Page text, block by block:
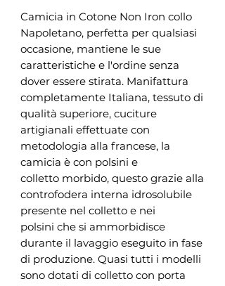
Camicia in Cotone Non Iron collo
Napoletano, perfetta per qualsiasi
occasione, mantiene le sue
caratteristiche e l'ordine senza
dover essere stirata. Manifattura
completamente Italiana, tessuto di
qualità superiore, cuciture
artigianali effettuate con
metodologia alla francese, la
camicia è con polsini e
colletto morbido, questo grazie alla
controfodera interna idrosolubile
presente nel colletto e nei
polsini che si ammorbidisce
durante il lavaggio eseguito in fase
di produzione. Quasi tutti i modelli
sono dotati di colletto con porta